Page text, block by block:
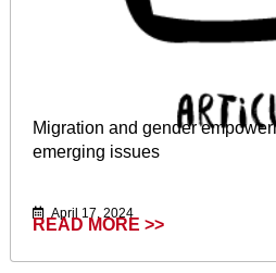
Migration and gender
emerging issues
April 17, 2024
READ MORE >>